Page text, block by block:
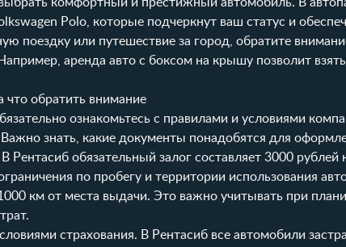
комфортный и престижный автомобиль. В
Polo, которые подчеркнут ваш статус и
поездку или путешествие за город, обратите
аренда авто с боксом на крышу позволит
что обратить внимание
ознакомьтесь с правилами и условиями
знать, какие документы понадобятся для
Рентасиб обязательный залог составляет 3000 рублей
по пробегу и территории использования
км от места выдачи. Это важно учитывать при
страхования. В Рентасиб все автомобили